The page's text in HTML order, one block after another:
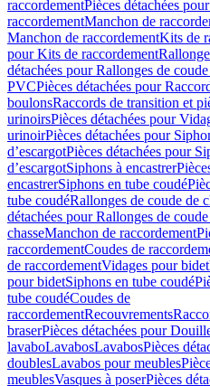
raccordementPièces détachées
raccordementManchon de
Manchon de raccordementKits de
pour Kits de raccordement
détachées pour Rallonges de coude
PVCPièces détachées pour
boulonsRaccords de transition et
urinoirsPièces détachées pour
urinoirPièces détachées pour
d’escargotPièces détachées pour
d’escargotSiphons à encastrer
encastrerSiphons en tube coudé
tube coudéRallonges de coude de
détachées pour Rallonges de
chasseManchon de raccordement
raccordementCoudes de
de raccordementVidages pour bidet
pour bidetSiphons en tube coudé
tube coudéCoudes de
raccordementRecouvrements
braserPièces détachées pour
lavaboLavabosLavabosPièces
doublesLavabos pour meubles
meublesVasques à poserPièces